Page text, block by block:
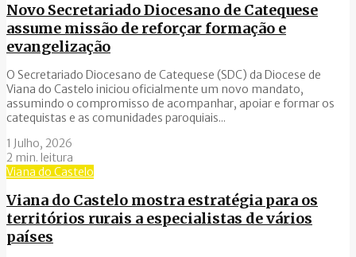
Novo Secretariado Diocesano de Catequese
assume missão de reforçar formação e
evangelização
O Secretariado Diocesano de Catequese (SDC) da Diocese de
Viana do Castelo iniciou oficialmente um novo mandato,
assumindo o compromisso de acompanhar, apoiar e formar os
catequistas e as comunidades paroquiais...
1 Julho, 2026
2 min. leitura
Viana do Castelo
Viana do Castelo mostra estratégia para os
territórios rurais a especialistas de vários
países